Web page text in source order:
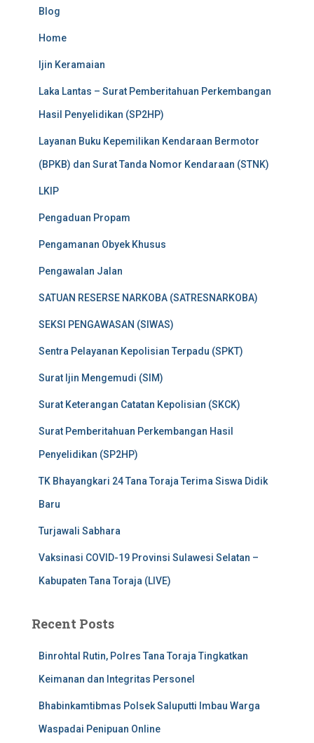
Blog
Home
Ijin Keramaian
Laka Lantas – Surat Pemberitahuan Perkembangan
Hasil Penyelidikan (SP2HP)
Layanan Buku Kepemilikan Kendaraan Bermotor
(BPKB) dan Surat Tanda Nomor Kendaraan (STNK)
LKIP
Pengaduan Propam
Pengamanan Obyek Khusus
Pengawalan Jalan
SATUAN RESERSE NARKOBA (SATRESNARKOBA)
SEKSI PENGAWASAN (SIWAS)
Sentra Pelayanan Kepolisian Terpadu (SPKT)
Surat Ijin Mengemudi (SIM)
Surat Keterangan Catatan Kepolisian (SKCK)
Surat Pemberitahuan Perkembangan Hasil
Penyelidikan (SP2HP)
TK Bhayangkari 24 Tana Toraja Terima Siswa Didik
Baru
Turjawali Sabhara
Vaksinasi COVID-19 Provinsi Sulawesi Selatan –
Kabupaten Tana Toraja (LIVE)
Recent Posts
Binrohtal Rutin, Polres Tana Toraja Tingkatkan
Keimanan dan Integritas Personel
Bhabinkamtibmas Polsek Saluputti Imbau Warga
Waspadai Penipuan Online